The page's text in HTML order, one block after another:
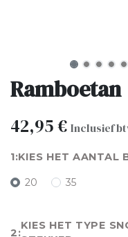
Ramboetan
42,95€ Inclusief
KIES HET AANTAL
20 35
KIES HET TYPE